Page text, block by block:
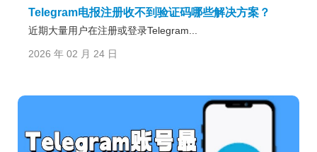
Telegram电报注册收不到验证码哪些解决方案？
近期大量用户在注册或登录Telegram...
2026 年 02 月 24 日